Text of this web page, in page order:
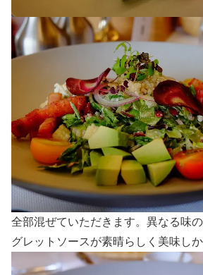
全部混ぜていただきます。異なる味
グレットソースが素晴らしく美味しか